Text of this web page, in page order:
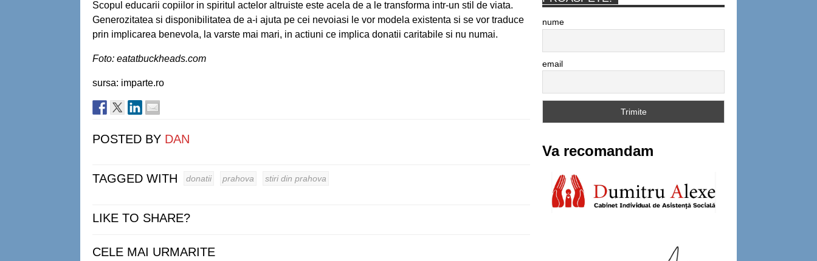
Scopul educarii copiilor in spiritul actelor altruiste este acela de a le transforma intr-un stil de viata.
Generozitatea si disponibilitatea de a-i ajuta pe cei nevoiasi le vor modela existenta si se vor traduce
prin implicarea benevola, la varste mai mari, in actiuni ce implica donatii caritabile si nu numai.
Foto: eatatbuckheads.com
sursa: imparte.ro
POSTED BY DAN
TAGGED WITH donatii prahova stiri din prahova
LIKE TO SHARE?
CELE MAI URMARITE
nume
email
Va recomandam